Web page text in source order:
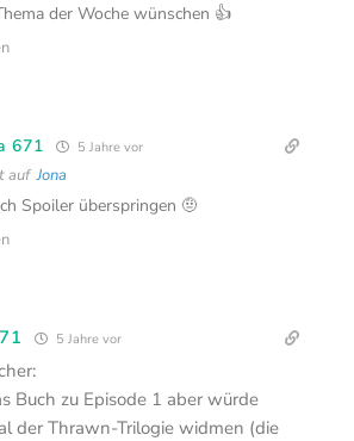
der Woche wünschen 👍
671 5 Jahre vor
aufJona
Spoiler überspringen 🤨
5 Jahre vor
Buch zu Episode 1 aber würde
der Thrawn-Trilogie widmen (die